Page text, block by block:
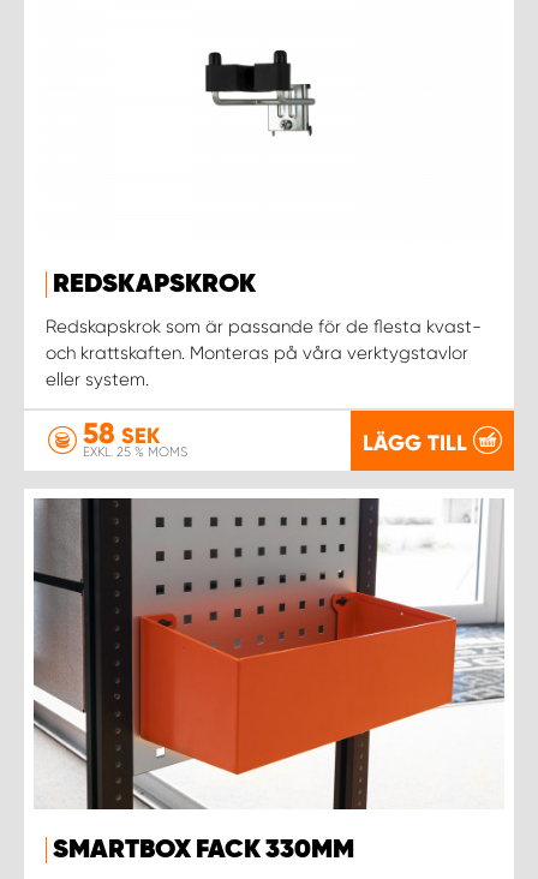
REDSKAPSKROK
Redskapskrok som är passande för de flesta kvast-
och krattskaften. Monteras på våra verktygstavlor
eller system.
58 SEK
EXKL. 25 % MOMS LÄGG TILL
SMARTBOX FACK 330MM